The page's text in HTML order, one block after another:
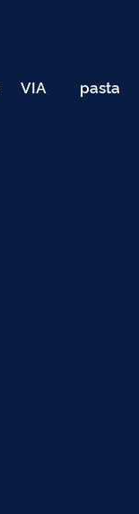
VIA pasta
de